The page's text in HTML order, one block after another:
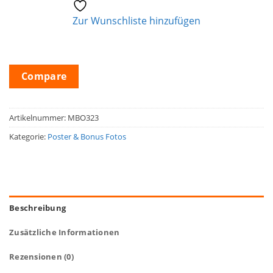
Zur Wunschliste hinzufügen
Compare
Artikelnummer: MBO323
Kategorie: Poster & Bonus Fotos
Beschreibung
Zusätzliche Informationen
Rezensionen (0)